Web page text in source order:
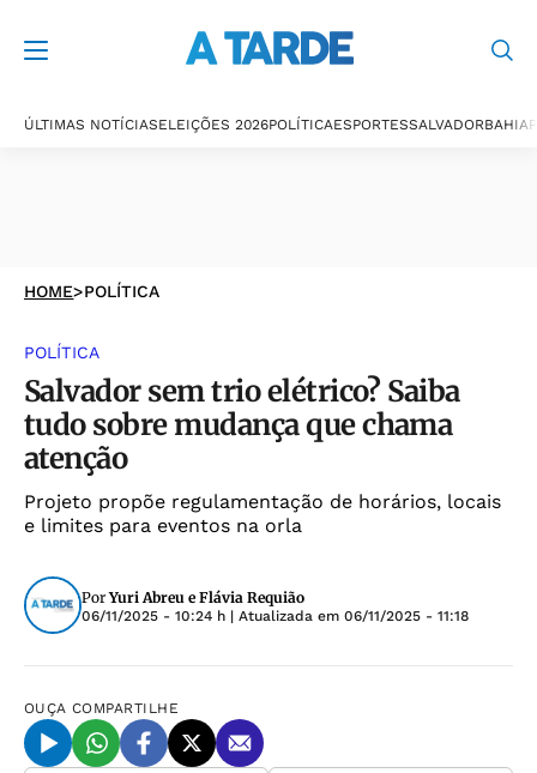
ÚLTIMAS NOTÍCIASELEIÇÕES 2026POLÍTICAESPORTESSALVADORBAHIA
HOME>POLÍTICA
POLÍTICA
Salvador sem trio elétrico? Saiba
tudo sobre mudança que chama
atenção
Projeto propõe regulamentação de horários, locais
e limites para eventos na orla
PorYuri Abreu e Flávia Requião
06/11/2025 - 10:24 h | Atualizada em 06/11/2025 - 11:18
OUÇA COMPARTILHE